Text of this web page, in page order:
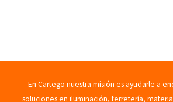
En Cartego nuestra misión es ayudarle a
soluciones en iluminación, ferretería,